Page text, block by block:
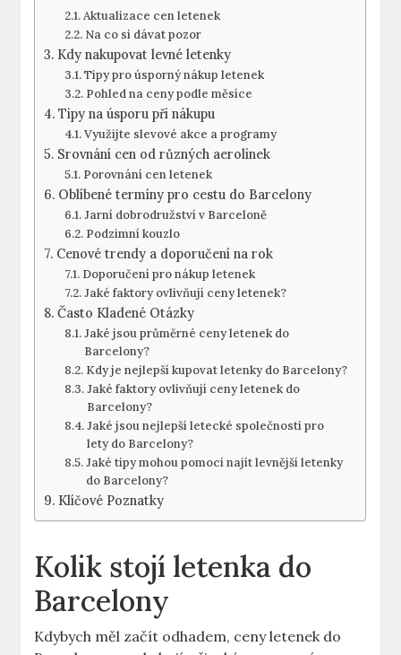
Aktualizace cen letenek
Na co si dávat pozor
Kdy nakupovat levné letenky
Tipy pro úsporný nákup letenek
Pohled na ceny podle měsíce
Tipy na úsporu při nákupu
Využijte slevové akce a programy
Srovnání cen od různých aerolinek
Porovnání cen letenek
Oblíbené termíny pro cestu do Barcelony
Jarní dobrodružství v Barceloně
Podzimní kouzlo
Cenové trendy a doporučení na rok
Doporučení pro nákup letenek
Jaké faktory ovlivňují ceny letenek?
Často Kladené Otázky
Jaké jsou průměrné ceny letenek do
Barcelony?
Kdy je nejlepší kupovat letenky do Barcelony?
Jaké faktory ovlivňují ceny letenek do
Barcelony?
Jaké jsou nejlepší letecké společnosti pro
lety do Barcelony?
Jaké tipy mohou pomoci najít levnější letenky
do Barcelony?
Klíčové Poznatky
Kolik stojí letenka do
Barcelony
Kdybych měl začít odhadem, ceny letenek do